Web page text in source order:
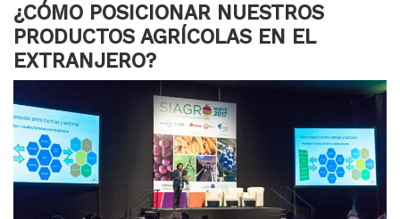
¿CÓMO POSICIONAR NUESTROS
PRODUCTOS AGRÍCOLAS EN EL
EXTRANJERO?